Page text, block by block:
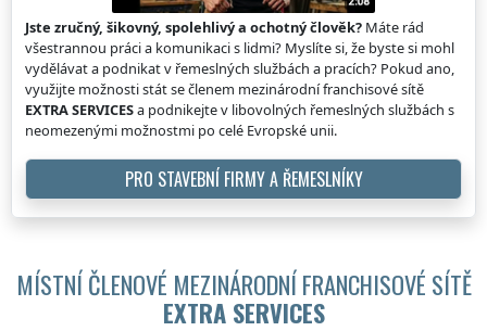
Jste zručný, šikovný, spolehlivý a ochotný člověk? Máte rád
všestrannou práci a komunikaci s lidmi? Myslíte si, že byste si mohl
vydělávat a podnikat v řemeslných službách a pracích? Pokud ano,
využijte možnosti stát se členem mezinárodní franchisové sítě
EXTRA SERVICESa podnikejte v libovolných řemeslných službách s
neomezenými možnostmi po celé Evropské unii.
PRO STAVEBNÍ FIRMY A ŘEMESLNÍKY
MÍSTNÍ ČLENOVÉ MEZINÁRODNÍ FRANCHISOVÉ SÍTĚ
EXTRA SERVICES